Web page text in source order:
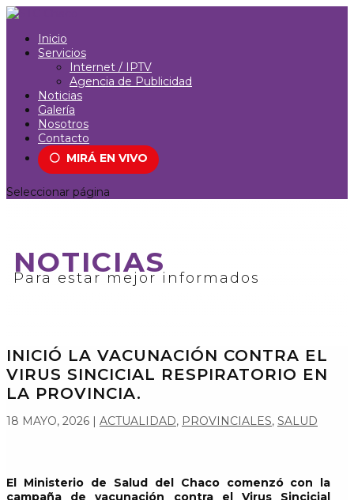
Inicio
Servicios
Internet / IPTV
Agencia de Publicidad
Noticias
Galería
Nosotros
Contacto
⚪ MIRÁ EN VIVO
Seleccionar página
NOTICIAS
Para estar mejor informados
INICIÓ LA VACUNACIÓN CONTRA EL
VIRUS SINCICIAL RESPIRATORIO EN
LA PROVINCIA.
18 MAYO, 2026 | ACTUALIDAD, PROVINCIALES, SALUD
El Ministerio de Salud del Chaco comenzó con la
campaña de vacunación contra el Virus Sincicial